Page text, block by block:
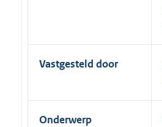
Vastgesteld door
Onderwerp